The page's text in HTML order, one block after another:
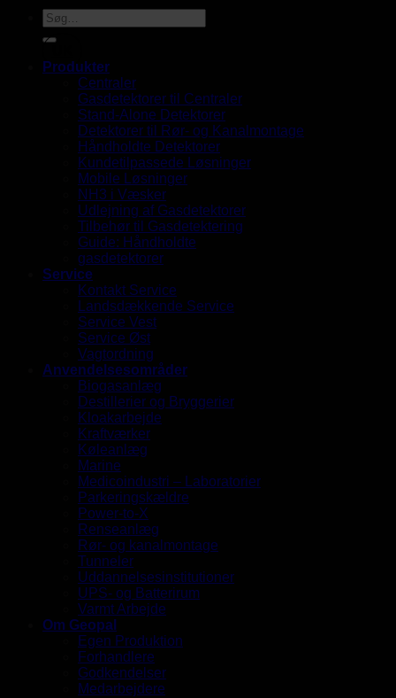
Produkter
Centraler
Gasdetektorer til Centraler
Stand-Alone Detektorer
Detektorer til Rør- og Kanalmontage
Håndholdte Detektorer
Kundetilpassede Løsninger
Mobile Løsninger
NH3 i Væsker
Udlejning af Gasdetektorer
Tilbehør til Gasdetektering
Guide: Håndholdte
gasdetektorer
Service
Kontakt Service
Landsdækkende Service
Service Vest
Service Øst
Vagtordning
Anvendelsesområder
Biogasanlæg
Destillerier og Bryggerier
Kloakarbejde
Kraftværker
Køleanlæg
Marine
Medicoindustri – Laboratorier
Parkeringskældre
Power-to-X
Renseanlæg
Rør- og kanalmontage
Tunneler
Uddannelsesinstitutioner
UPS- og Batterirum
Varmt Arbejde
Om Geopal
Egen Produktion
Forhandlere
Godkendelser
Medarbejdere